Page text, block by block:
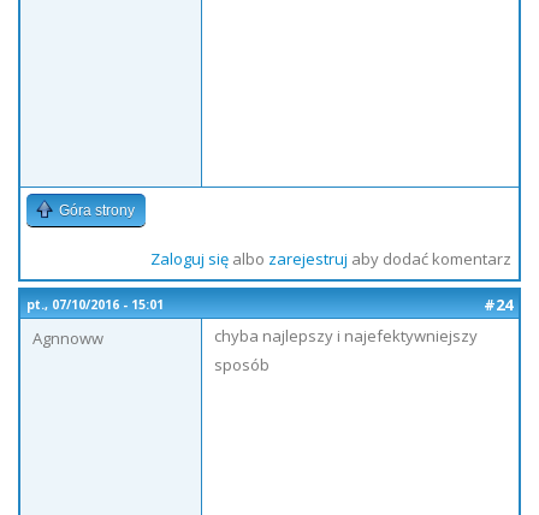
Góra strony
Zaloguj sięalbo zarejestruj aby dodać komentarz
pt., 07/10/2016 - 15:01
#24
Agnnoww
chyba najlepszy i najefektywniejszy
sposób